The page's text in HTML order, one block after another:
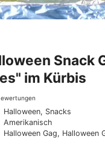
Snack
im Kürbis
Halloween, Snacks
Amerikanisch
Halloween Gag, Halloween